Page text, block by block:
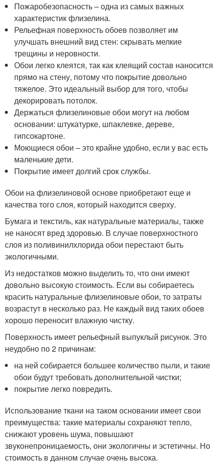
Пожаробезопасность – одна из самых важных
характеристик флизелина.
Рельефная поверхность обоев позволяет им
улучшать внешний вид стен: скрывать мелкие
трещины и неровности.
Обои легко клеятся, так как клеящий состав наносится
прямо на стену, потому что покрытие довольно
тяжелое. Это идеальный выбор для того, чтобы
декорировать потолок.
Держаться флизелиновые обои могут на любом
основании: штукатурке, шпаклевке, дереве,
гипсокартоне.
Моющиеся обои – это крайне удобно, если у вас есть
маленькие дети.
Покрытие имеет долгий срок службы.
Обои на флизелиновой основе приобретают еще и
качества того слоя, который находится сверху.
Бумага и текстиль, как натуральные материалы, также
не наносят вред здоровью. В случае поверхностного
слоя из поливинилхлорида обои перестают быть
экологичными.
Из недостатков можно выделить то, что они имеют
довольно высокую стоимость. Если вы собираетесь
красить натуральные флизелиновые обои, то затраты
возрастут в несколько раз. Не каждый вид таких обоев
хорошо переносит влажную чистку.
Поверхность имеет рельефный выпуклый рисунок. Это
неудобно по 2 причинам:
на ней собирается большее количество пыли, и такие
обои будут требовать дополнительной чистки;
покрытие легко повредить.
Использование ткани на таком основании имеет свои
преимущества: такие материалы сохраняют тепло,
снижают уровень шума, повышают
звуконепроницаемость, они экологичны и эстетичны. Но
стоимость в данном случае очень высока.